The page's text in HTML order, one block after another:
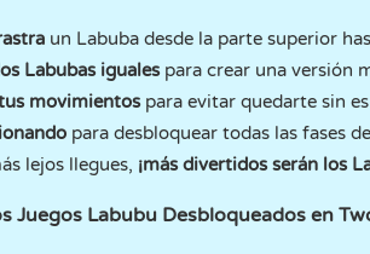
un Labuba desde la parte superior
Labubas iguales para crear una versión
movimientos para evitar quedarte sin
para desbloquear todas las fases
lejos llegues, ¡más divertidos serán los
Juegos Labubu Desbloqueados en